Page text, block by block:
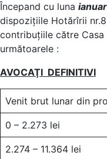
Începand cu luna
dispoziţiile Hotărîrii
contribuţiile către
următoarele :
AVOCAŢI DEFINITIVI
Venit brut lunar din
0 – 2.273 lei
2.274 – 11.364 lei